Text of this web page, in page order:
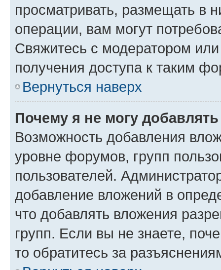
просматривать, размещать в
операции, вам могут
Свяжитесь с модератором
получения доступа к таким
Вернуться наверх
Почему я не могу
Возможность добавления
уровне форумов, групп
пользователей.
добавление вложений в
что добавлять вложения
групп. Если вы не знаете,
то обратитесь за